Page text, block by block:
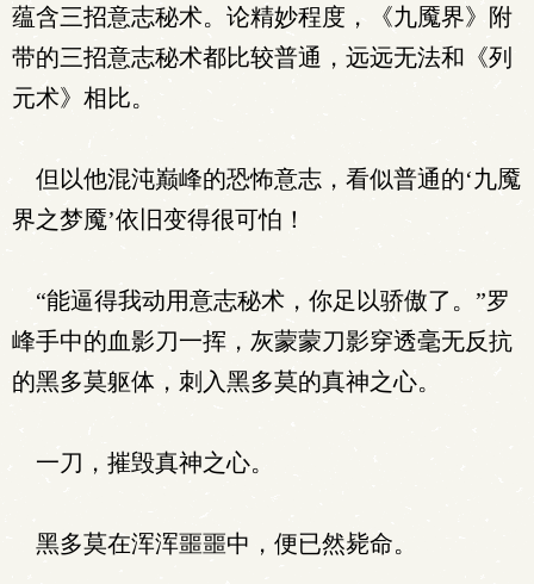
蕴含三招意志秘术。论精妙程度，《九魇界》附
带的三招意志秘术都比较普通，远远无法和《列
元术》相比。
但以他混沌巅峰的恐怖意志，看似普通的‘九魇
界之梦魇’依旧变得很可怕！
“能逼得我动用意志秘术，你足以骄傲了。”罗
峰手中的血影刀一挥，灰蒙蒙刀影穿透毫无反抗
的黑多莫躯体，刺入黑多莫的真神之心。
一刀，摧毁真神之心。
黑多莫在浑浑噩噩中，便已然毙命。